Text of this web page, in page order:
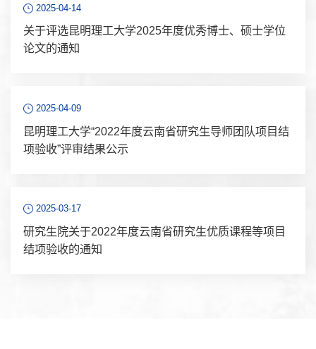
2025-04-14
关于评选昆明理工大学2025年度优秀博士、硕士学位
论文的通知
2025-04-09
昆明理工大学“2022年度云南省研究生导师团队项目结
项验收”评审结果公示
2025-03-17
研究生院关于2022年度云南省研究生优质课程等项目
结项验收的通知